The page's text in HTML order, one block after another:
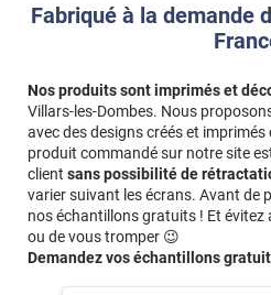
Fabriqué à la demande
Nos produits sont imprimés et
Villars-les-Dombes. Nous
avec des designs créés et
produit commandé sur notre site
client sans possibilité de
varier suivant les écrans. Avant de
nos échantillons gratuits ! Et évitez
ou de vous tromper 😉
Demandez vos échantillons